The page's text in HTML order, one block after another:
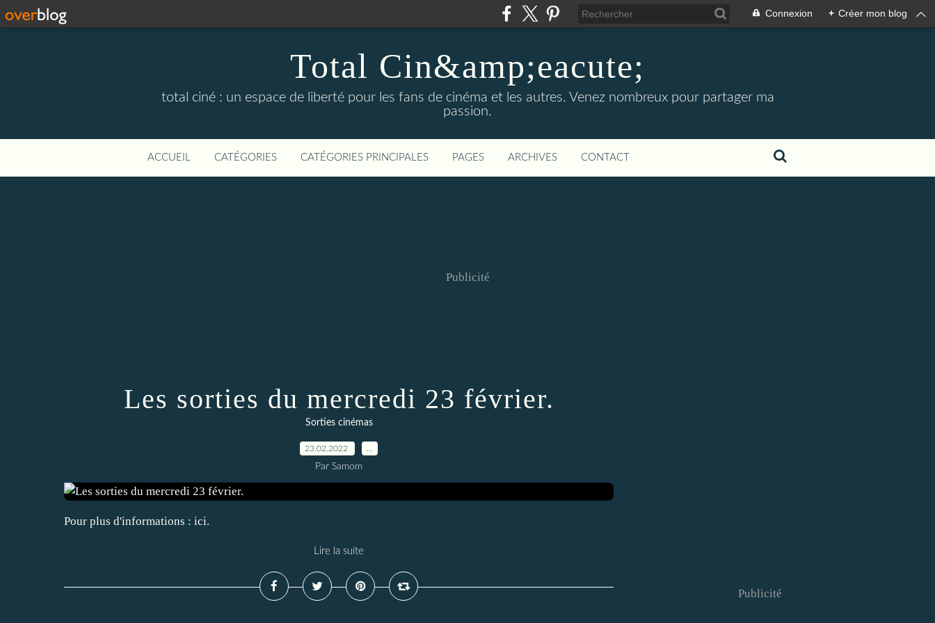
Connexion + Créer mon blog
Total Cin&amp;eacute;
total ciné : un espace de liberté pour les fans de cinéma et les autres. Venez nombreux pour partager ma
passion.
ACCUEIL CATÉGORIES CATÉGORIES PRINCIPALES PAGES ARCHIVES CONTACT
Publicité
Les sorties du mercredi 23 février.
Sorties cinémas
23.02.2022
Par Samom
Pour plus d'informations : ici.
Lire la suite
Publicité